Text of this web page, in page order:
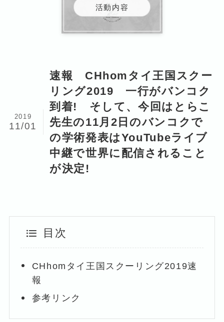
活動内容
速報 CHhomタイ王国スクー
リング2019 一行がバンコク
到着! そして、今回はとらこ
先生の11月2日のバンコクで
の学術発表はYouTubeライブ
中継で世界に配信されること
が決定!
2019
11/01
目次
CHhomタイ王国スクーリング2019速
報
参考リンク